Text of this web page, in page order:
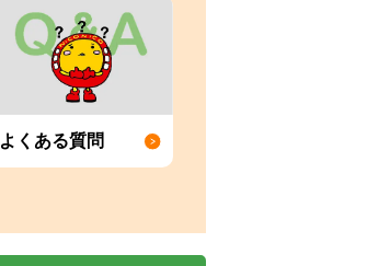
よくある質問